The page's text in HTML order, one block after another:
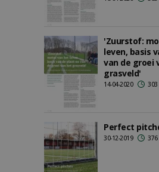
'Zuurstof:
leven, basis
van de groei
grasveld'
14-04-2020 303
Perfect
30-12-2019 376